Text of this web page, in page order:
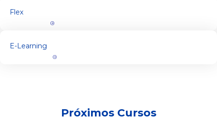
Flex
E-Learning
Próximos Cursos